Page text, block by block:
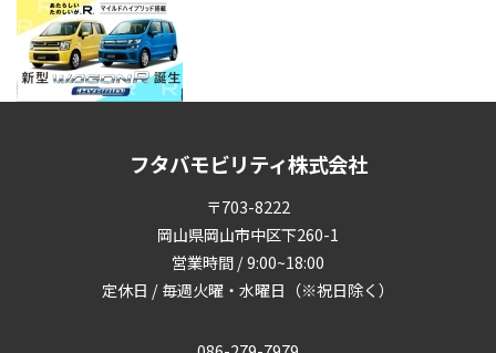
フタバモビリティ株式会社
〒703-8222
岡山県岡山市中区下260-1
営業時間 / 9:00~18:00
定休日 / 毎週火曜・水曜日（※祝日除く）